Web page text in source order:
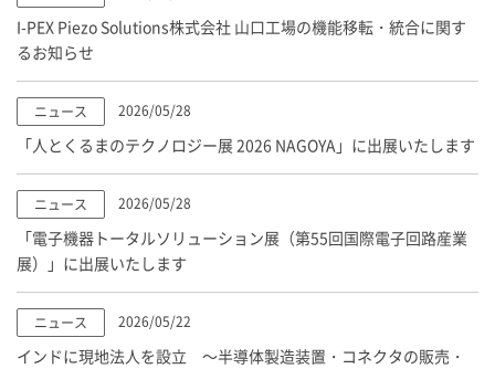
I-PEX Piezo Solutions株式会社 山口工場の機能移転・統合に関す
るお知らせ
ニュース 2026/05/28
「人とくるまのテクノロジー展 2026 NAGOYA」に出展いたします
ニュース 2026/05/28
「電子機器トータルソリューション展（第55回国際電子回路産業
展）」に出展いたします
ニュース 2026/05/22
インドに現地法人を設立 ～半導体製造装置・コネクタの販売・